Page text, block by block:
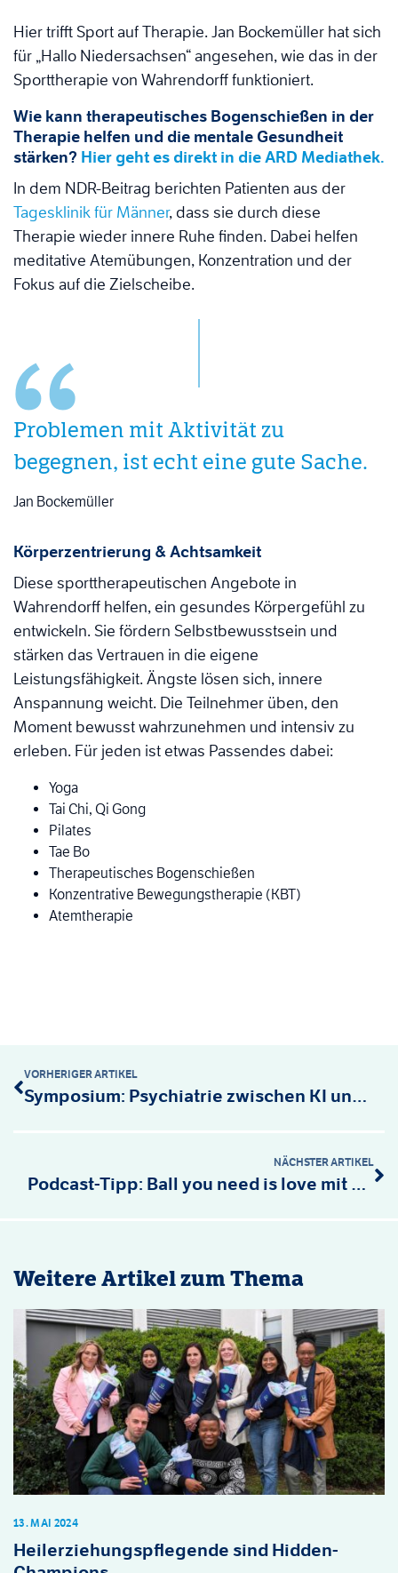
Hier trifft Sport auf Therapie. Jan Bockemüller hat sich
für „Hallo Niedersachsen“ angesehen, wie das in der
Sporttherapie von Wahrendorff funktioniert.
Wie kann therapeutisches Bogenschießen in der
Therapie helfen und die mentale Gesundheit
stärken? Hier geht es direkt in die ARD Mediathek.
In dem NDR-Beitrag berichten Patienten aus der
Tagesklinik für Männer, dass sie durch diese
Therapie wieder innere Ruhe finden. Dabei helfen
meditative Atemübungen, Konzentration und der
Fokus auf die Zielscheibe.
Problemen mit Aktivität zu
begegnen, ist echt eine gute Sache.
Jan Bockemüller
Körperzentrierung & Achtsamkeit
Diese sporttherapeutischen Angebote in
Wahrendorff helfen, ein gesundes Körpergefühl zu
entwickeln. Sie fördern Selbstbewusstsein und
stärken das Vertrauen in die eigene
Leistungsfähigkeit. Ängste lösen sich, innere
Anspannung weicht. Die Teilnehmer üben, den
Moment bewusst wahrzunehmen und intensiv zu
erleben. Für jeden ist etwas Passendes dabei:
Yoga
Tai Chi, Qi Gong
Pilates
Tae Bo
Therapeutisches Bogenschießen
Konzentrative Bewegungstherapie (KBT)
Atemtherapie
VORHERIGER ARTIKEL
Symposium: Psychiatrie zwischen KI und Menschlichkeit
NÄCHSTER ARTIKEL
Podcast-Tipp: Ball you need is love mit Per Mertesacker
Weitere Artikel zum Thema
Heilerziehungspflegende sind Hidden-
13. MAI 2024